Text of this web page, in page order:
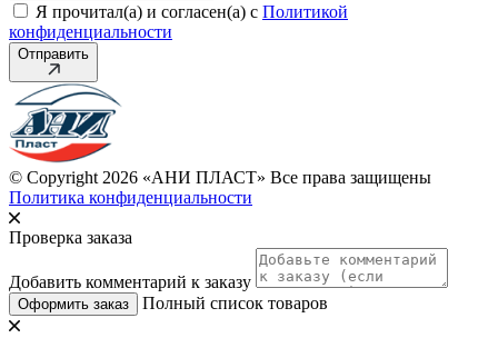
Я прочитал(а) и согласен(а) с Политикой
конфиденциальности
Отправить
© Copyright 2026 «АНИ ПЛАСТ» Все права защищены
Политика конфиденциальности
Проверка заказа
Добавить комментарий к заказу
Оформить заказ Полный список товаров